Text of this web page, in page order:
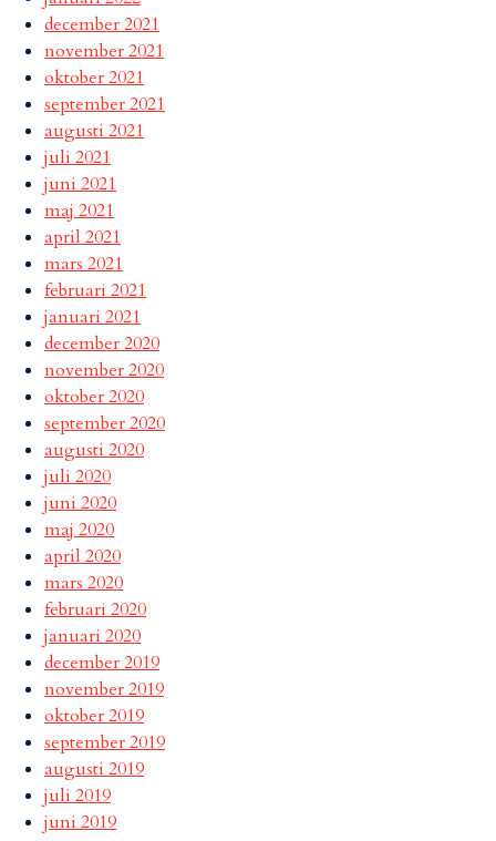
december 2021
november 2021
oktober 2021
september 2021
augusti 2021
juli 2021
juni 2021
maj 2021
april 2021
mars 2021
februari 2021
januari 2021
december 2020
november 2020
oktober 2020
september 2020
augusti 2020
juli 2020
juni 2020
maj 2020
april 2020
mars 2020
februari 2020
januari 2020
december 2019
november 2019
oktober 2019
september 2019
augusti 2019
juli 2019
juni 2019